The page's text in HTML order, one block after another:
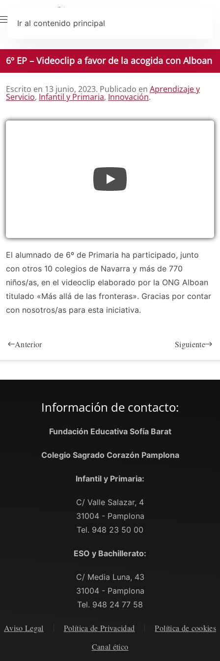
Ir al contenido principal
6º EP – Videoclip a favor de la acogida con Alboan
Escrito en 13 junio, 2023. Publicado en Aprendizaje y
Servicio, Infantil y Primaria, Innovación.
El alumnado de 6º de Primaria ha participado, junto
con otros 10 colegios de Navarra y más de 770
niños/as, en el videoclip elaborado por la ONG Alboan
titulado «Más allá de las fronteras». Gracias por contar
con nosotros/as para esta iniciativa.
Anterior Siguiente
Información de contacto:
Fundación Educativa Sofía Barat
Colegio Sagrado Corazón Pamplona
Infantil y Primaria:
C/ Valle Salazar, 4
31004 - Pamplona
Tel. 948 23 50 00
ESO y Bachillerato:
C/ Media Luna, 43
31004 - Pamplona
Tel. 948 24 77 58
Aviso Legal Política de Privacidad
Política de cookies
Canal ético